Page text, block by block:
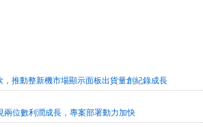
推動整新機市場顯示面板出貨量創紀錄成長
位數利潤成長，專案部署動力加快